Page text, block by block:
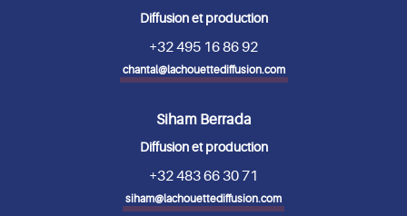
Diffusion et production
+32 495 16 86 92
chantal@lachouettediffusion.com
Siham Berrada
Diffusion et production
+32 483 66 30 71
siham@lachouettediffusion.com